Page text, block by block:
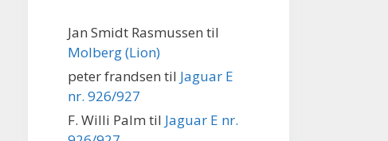
Jan Smidt Rasmussen til
Molberg (Lion)
peter frandsen til Jaguar E
nr. 926/927
F. Willi Palm til Jaguar E nr.